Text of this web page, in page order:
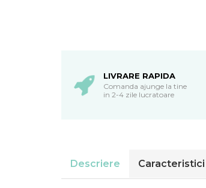
LIVRARE RAPIDA
Comanda ajunge la tine
in 2-4 zile lucratoare
Descriere Caracteristici